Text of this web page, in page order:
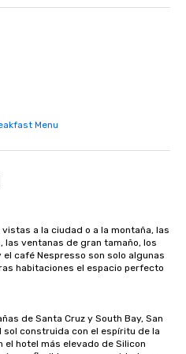
Menu
a la ciudad o a la montaña, las
las ventanas de gran tamaño, los
café Nespresso son solo algunas
habitaciones el espacio perfecto
de Santa Cruz y South Bay, San
sol construida con el espíritu de la
el hotel más elevado de Silicon